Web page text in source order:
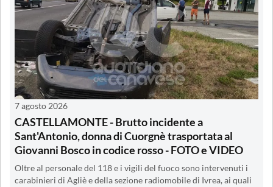
7 agosto 2026
CASTELLAMONTE - Brutto incidente a
Sant'Antonio, donna di Cuorgnè trasportata al
Giovanni Bosco in codice rosso - FOTO e VIDEO
Oltre al personale del 118 e i vigili del fuoco sono intervenuti i
carabinieri di Agliè e della sezione radiomobile di Ivrea, ai quali